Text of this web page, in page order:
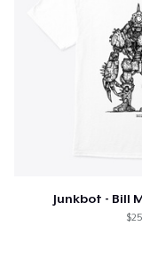
Junkbot - Bill
$25